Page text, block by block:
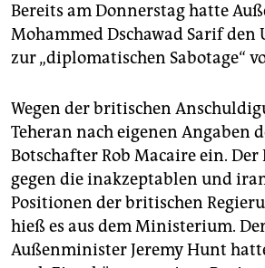
Bereits am Donnerstag hatte
Mohammed Dschawad Sarif den
zur „diplomatischen Sabotage“
Wegen der britischen
Teheran nach eigenen Angaben
Botschafter Rob Macaire ein. Der
gegen die inakzeptablen und
Positionen der britischen
hieß es aus dem Ministerium.
Außenminister Jeremy Hunt